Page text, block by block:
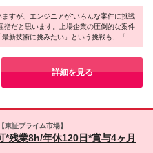
という方も悩まれる前に、ぜひご
に身につけた経験そのものを、営
く働ける環境をご用意します◎
賞与年2回（支給実績：3ヶ月分）
代(14万1000円～／見込み時間外
には職務手当とし
じ当
ます ※試用期間6ヶ月あり（期間
あり（テレワーク率7割以上） ◎
先での勤務となります。 ■本
区西池袋1-11-1 メトロポ
階・21階 ■名古屋オフィス：愛知
1-1-17 名駅ダイヤメイテツビル5
除く当社
すが、エンジニアが“いろんな案件に挑戦
指だと思います。上場企業の圧倒的な案件
新技術に挑みたい」という挑戦も、「定
らしの希望も、どちらも妥協なく叶う。
の方も、育児と両立したいママも。「自
る前に、まずは話を聞きに行ってほし
きる一社です。
詳細を見る
証プライム市場】
*残業8h/年休120日*賞与4ヶ月